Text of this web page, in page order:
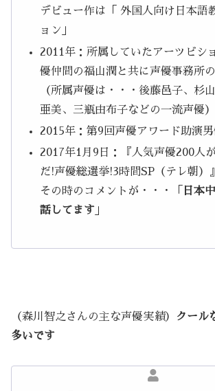
デビュー作は「 外国人向け日本語
ョン」
2011年：所属していたアーツビシ
優仲間の福山潤と共に声優事務所
（所属声優は・・・後藤邑子、杉
亜美、三瓶由布子などの一流声優
2015年：第9回声優アワード助演
2017年1月9日：『人気声優200人
だ!声優総選挙!3時間SP（テレ朝）
その時のコメントが・・・「
日本
話してます 」
（森川智之さんの主な声優実績）
クール
多いです